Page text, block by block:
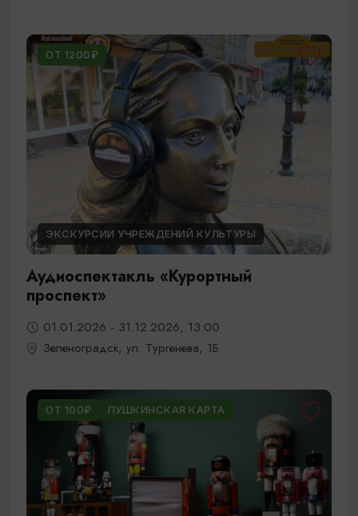
ОТ 1200₽
ЭКСКУРСИИ УЧРЕЖДЕНИЙ КУЛЬТУРЫ
Аудиоспектакль «Курортный
проспект»
01.01.2026 - 31.12.2026, 13:00
Зеленоградск, ул. Тургенева, 1Б
ОТ 100₽ ПУШКИНСКАЯ КАРТА